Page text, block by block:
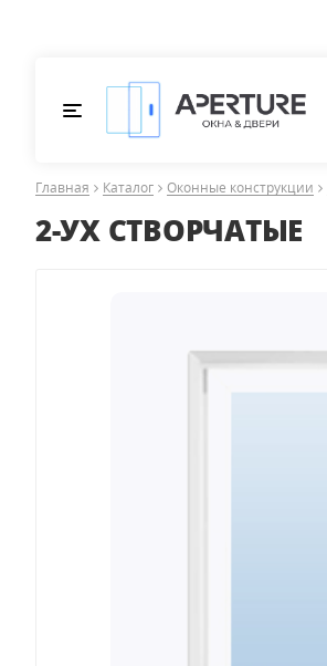
Главная Каталог Оконные конструкции
2-УХ СТВОРЧАТЫЕ